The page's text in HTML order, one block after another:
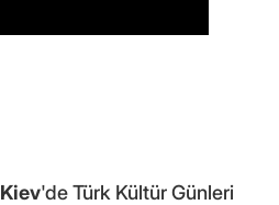
Kiev'de Türk Kültür Günleri